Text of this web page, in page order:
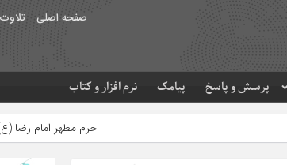
صفحه اصلی
پرسش و پاسخ پیامک نرم افزار و کتاب
حرم مطهر امام رضا (ع) در لحظه تحویل سال